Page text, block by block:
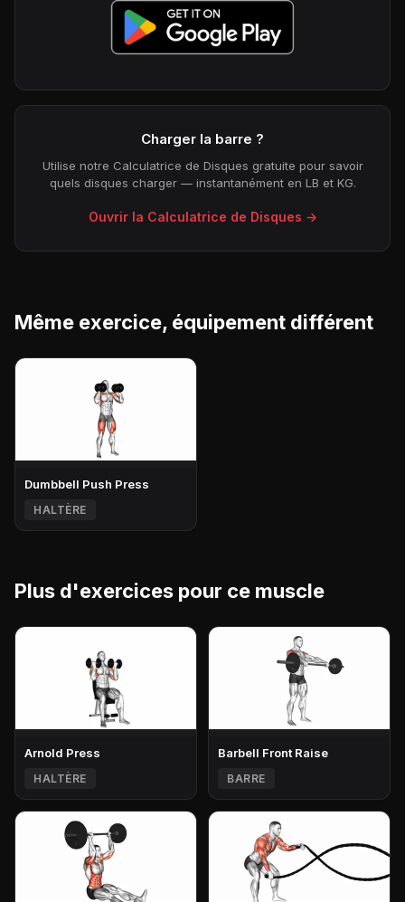
Charger la barre ?
Utilise notre Calculatrice de Disques gratuite pour savoir
quels disques charger — instantanément en LB et KG.
Ouvrir la Calculatrice de Disques →
Même exercice, équipement différent
Dumbbell Push Press
HALTÈRE
Plus d'exercices pour ce muscle
Arnold Press
HALTÈRE
Barbell Front Raise
BARRE